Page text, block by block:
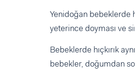
Yenidoğan bebeklerde
yeterince doyması ve
Bebeklerde hıçkırık
bebekler, doğumdan